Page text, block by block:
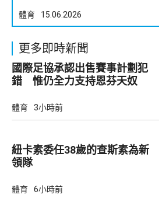
體育 15.06.2026
更多即時新聞
國際足協承認出售賽事計劃犯
錯 惟仍全力支持恩芬天奴
體育 3小時前
紐卡素委任38歲的查斯素為新
領隊
體育 6小時前